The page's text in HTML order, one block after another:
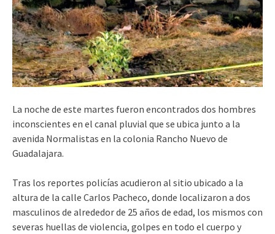
La noche de este martes fueron encontrados dos hombres
inconscientes en el canal pluvial que se ubica junto a la
avenida Normalistas en la colonia Rancho Nuevo de
Guadalajara.
Tras los reportes policías acudieron al sitio ubicado a la
altura de la calle Carlos Pacheco, donde localizaron a dos
masculinos de alrededor de 25 años de edad, los mismos con
severas huellas de violencia, golpes en todo el cuerpo y